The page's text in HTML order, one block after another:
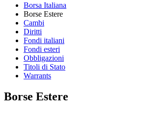
Borsa Italiana
Borse Estere
Cambi
Diritti
Fondi italiani
Fondi esteri
Obbligazioni
Titoli di Stato
Warrants
Borse Estere